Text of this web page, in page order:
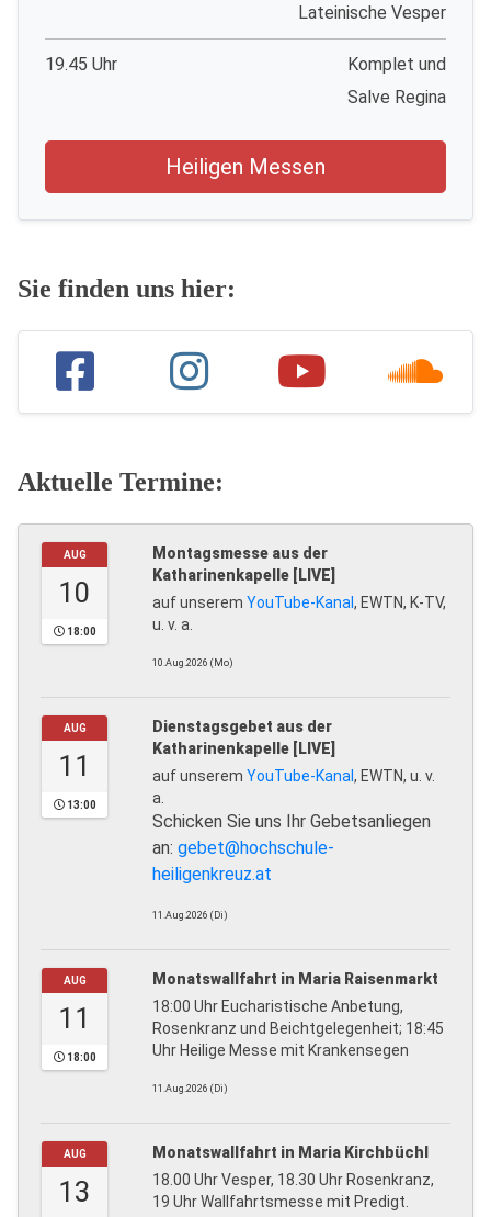
Lateinische Vesper
19.45 Uhr
Komplet und
Salve Regina
Heiligen Messen
Sie finden uns hier:
Aktuelle Termine:
AUG
10
18:00
Montagsmesse aus der
Katharinenkapelle [LIVE]
auf unserem YouTube-Kanal, EWTN, K-TV,
u. v. a.
10.Aug.2026 (Mo)
AUG
11
13:00
Dienstagsgebet aus der
Katharinenkapelle [LIVE]
auf unserem YouTube-Kanal, EWTN, u. v.
a.
Schicken Sie uns Ihr Gebetsanliegen
an: gebet@hochschule-
heiligenkreuz.at
11.Aug.2026 (Di)
AUG
11
18:00
Monatswallfahrt in Maria Raisenmarkt
18:00 Uhr Eucharistische Anbetung,
Rosenkranz und Beichtgelegenheit; 18:45
Uhr Heilige Messe mit Krankensegen
11.Aug.2026 (Di)
AUG
13
Monatswallfahrt in Maria Kirchbüchl
18.00 Uhr Vesper, 18.30 Uhr Rosenkranz,
19 Uhr Wallfahrtsmesse mit Predigt.